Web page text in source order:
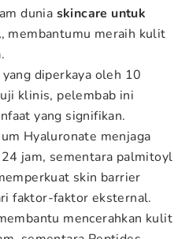
dunia skincare untuk
, membantumu meraih kulit
diperkaya oleh 10
klinis, pelembab ini
yang signifikan.
Hyaluronate menjaga
jam, sementara palmitoyl
skin barrier
faktor-faktor eksternal.
mencerahkan kulit